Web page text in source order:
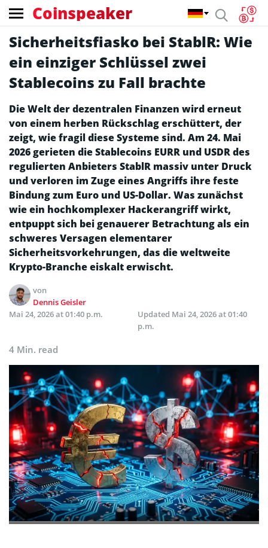
Coinspeaker
Sicherheitsfiasko bei StablR: Wie
ein einziger Schlüssel zwei
Stablecoins zu Fall brachte
Die Welt der dezentralen Finanzen wird erneut
von einem herben Rückschlag erschüttert, der
zeigt, wie fragil diese Systeme sind. Am 24. Mai
2026 gerieten die Stablecoins EURR und USDR des
regulierten Anbieters StablR massiv unter Druck
und verloren im Zuge eines Angriffs ihre feste
Bindung zum Euro und US-Dollar. Was zunächst
wie ein hochkomplexer Hackerangriff wirkt,
entpuppt sich bei genauerer Betrachtung als ein
schweres Versagen elementarer
Sicherheitsvorkehrungen, das die weltweite
Krypto-Branche eiskalt erwischt.
von
Dennis Geisler
Mai 24, 2026 at 01:40 p.m.
Updated Mai 24, 2026 at 01:40
p.m.
4 Min. read